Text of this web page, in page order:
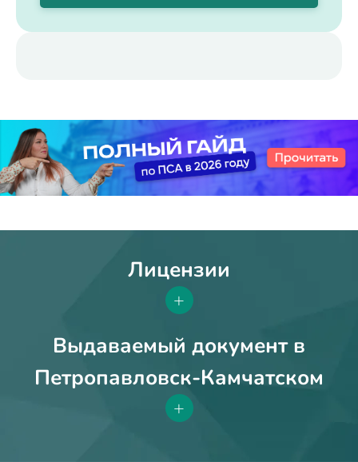
Лицензии
+
Выдаваемый документ в
Петропавловск-Камчатском
+